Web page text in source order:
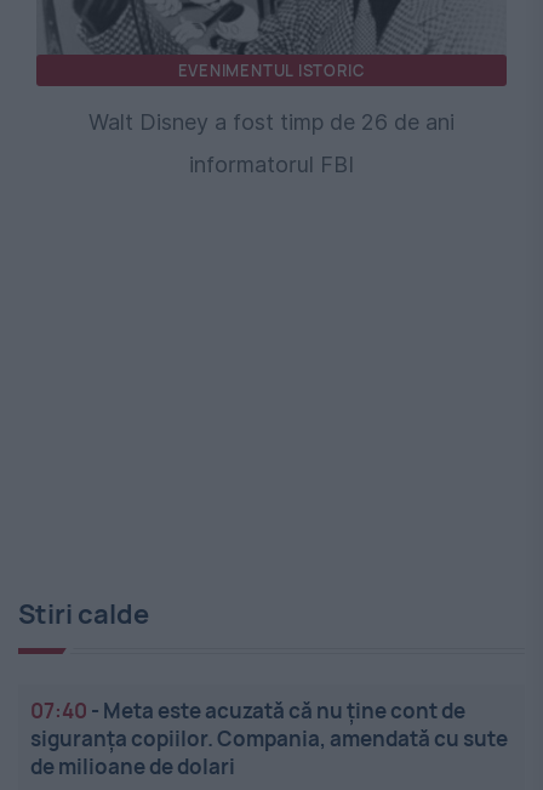
EVENIMENTUL ISTORIC
Walt Disney a fost timp de 26 de ani
informatorul FBI
Stiri calde
07:40 - Meta este acuzată că nu ține cont de
siguranța copiilor. Compania, amendată cu sute
de milioane de dolari